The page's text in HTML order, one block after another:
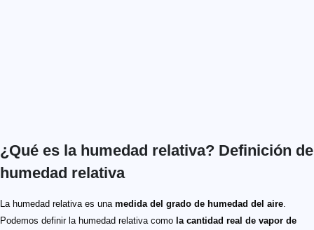
¿Qué es la humedad relativa? Definición de
humedad relativa
La humedad relativa es una medida del grado de humedad del aire.
Podemos definir la humedad relativa como la cantidad real de vapor de
P_v
P_{v, sat}
HR = 100 \times \frac{P_v}{P_{v, sat}}
HA = \frac{m}{V}
HA
m
V